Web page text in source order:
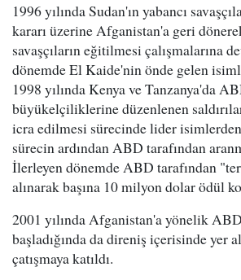
1996 yılında Sudan'ın yabancı
kararı üzerine Afganistan'a geri
savaşçıların eğitilmesi çalışmalarına
dönemde El Kaide'nin önde gelen
1998 yılında Kenya ve Tanzanya'da
büyükelçiliklerine düzenlenen
icra edilmesi sürecinde lider
sürecin ardından ABD tarafından
İlerleyen dönemde ABD tarafından
alınarak başına 10 milyon dolar ödül
2001 yılında Afganistan'a yönelik
başladığında da direniş içerisinde yer
çatışmaya katıldı.